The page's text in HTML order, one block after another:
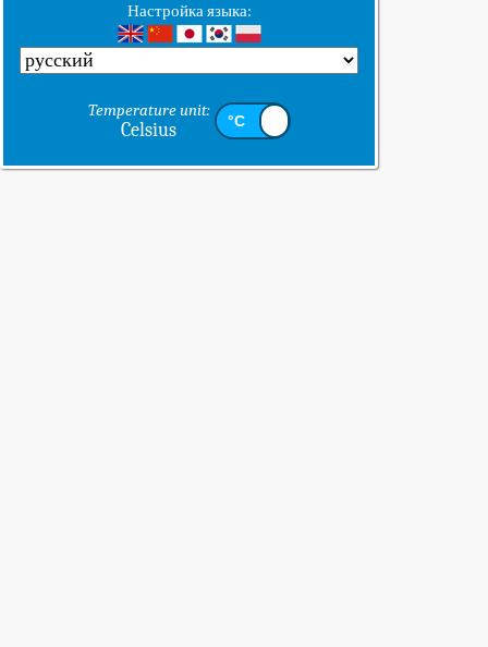
Настройка языка:
Temperature unit:
Celsius